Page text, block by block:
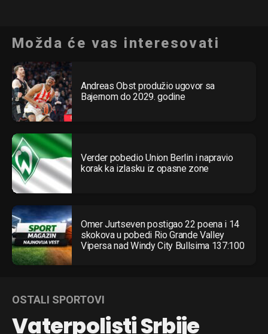
Možda će vas interesovati
Andreas Obst produžio ugovor sa
Bajernom do 2029. godine
Verder pobedio Union Berlin i napravio
korak ka izlasku iz opasne zone
Omer Jurtseven postigao 22 poena i 14
skokova u pobedi Rio Grande Valley
Vipersa nad Windy City Bullsima 137:100
OSTALI SPORTOVI
Vaterpolisti Srbije